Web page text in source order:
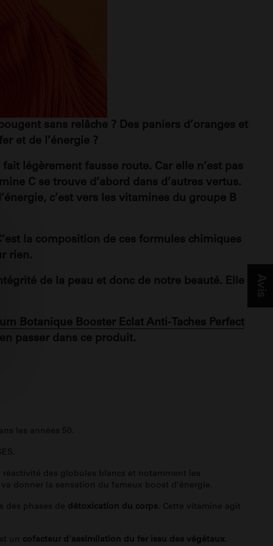
sans relâche ? Des paniers d’oranges et
et de l’énergie ?
légèrement fausse route. Car elle n’est pas
C se trouve d’abord dans d’autres vertus.
c’est vers les vitamines du groupe B
la composition de ces formules chimiques
rien.
de la peau et donc de notre beauté. Elle
Botanique Booster Eclat Anti-Taches Perfect
passer dans ce produit.
les années 50.
réactivité des globules blancs et notamment les
donner la sensation du fameux boost d’énergie.
des phases de détoxication du corps . Cette vitamine agit
un cofacteur d'assimilation du fer issu des végétaux
Avis